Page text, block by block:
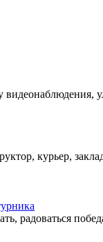
курьер,
радоваться